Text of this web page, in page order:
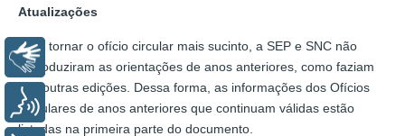
Atualizações
Para tornar o ofício circular mais sucinto, a SEP e SNC não
reproduziram as orientações de anos anteriores, como faziam
nas outras edições. Dessa forma, as informações dos Ofícios
Circulares de anos anteriores que continuam válidas estão
listadas na primeira parte do documento.